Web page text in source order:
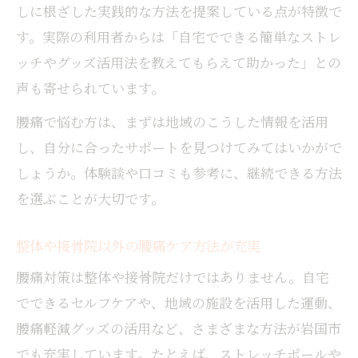
しに根ざした実践的な方法を提案している点が特徴で
す。実際の利用者からは「自宅でできる簡単なストレ
ッチやグッズ活用法を教えてもらえて助かった」との
声も寄せられています。
腰痛で悩む方は、まずは地域のこうした情報を活用
し、自分に合ったサポートを見つけてみてはいかがで
しょうか。体験談や口コミも参考に、継続できる方法
を選ぶことが大切です。
整体や接骨院以外の腰痛ケア方法が充実
腰痛対策は整体や接骨院だけではありません。自宅
でできるセルフケアや、地域の施設を活用した運動、
腰痛軽減グッズの活用など、さまざまな方法が岩国市
でも充実しています。たとえば、ストレッチポールや